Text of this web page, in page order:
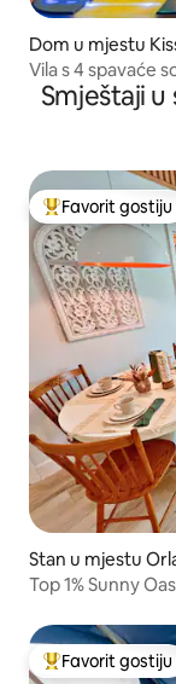
Dom u mjestu
Vila s 4 spavaće
Studiosa,
Smještaji
Glavni favorit
Favorit gostiju
Stan u mjestu
Top 1% Sunny
Glavni favorit
Favorit gostiju